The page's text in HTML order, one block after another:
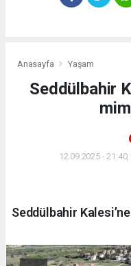
Anasayfa Yaşam
Seddülbahir
12.09.2025 -
Seddülbahir